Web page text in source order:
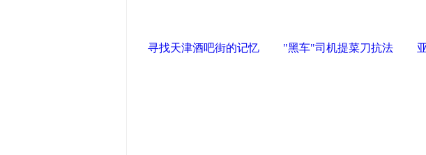
寻找天津酒吧街的记忆 "黑车"司机提菜刀抗法